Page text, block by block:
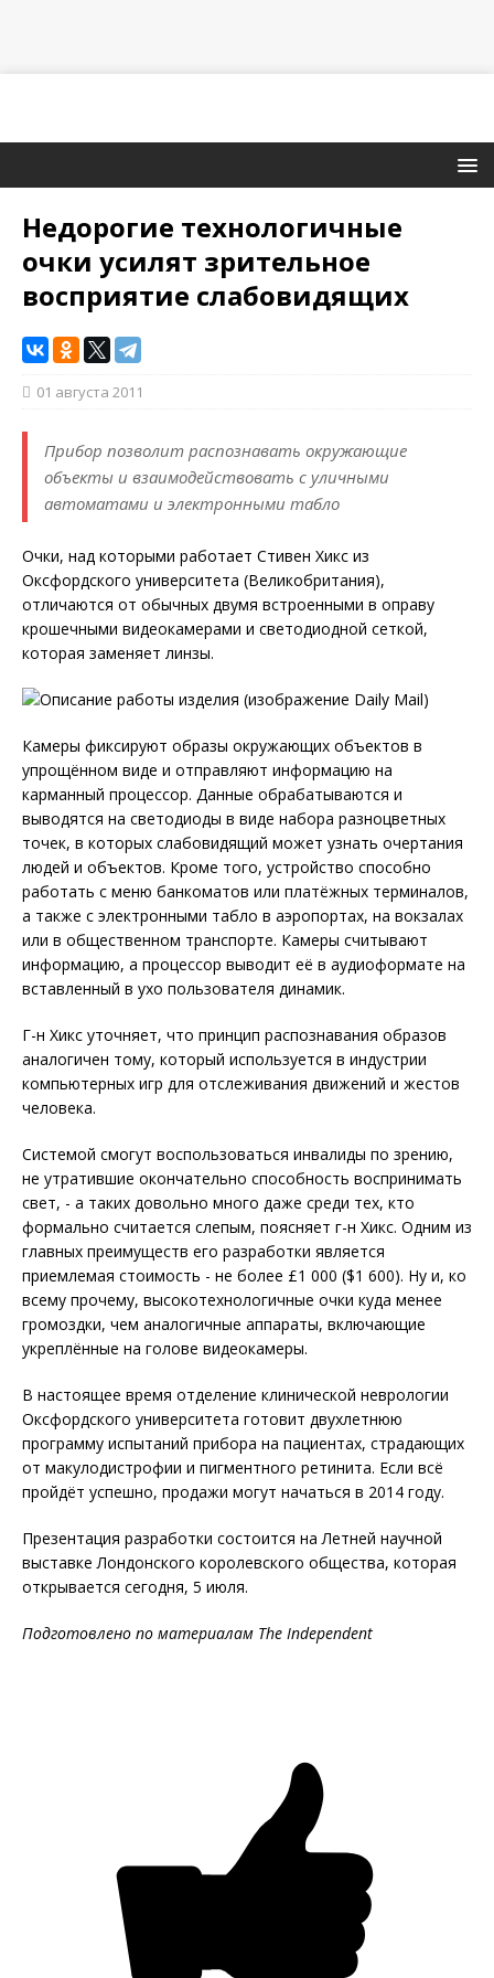
Недорогие технологичные
очки усилят зрительное
восприятие слабовидящих
01 августа 2011
Прибор позволит распознавать окружающие
объекты и взаимодействовать с уличными
автоматами и электронными табло
Очки, над которыми работает Стивен Хикс из
Оксфордского университета (Великобритания),
отличаются от обычных двумя встроенными в оправу
крошечными видеокамерами и светодиодной сеткой,
которая заменяет линзы.
Камеры фиксируют образы окружающих объектов в
упрощённом виде и отправляют информацию на
карманный процессор. Данные обрабатываются и
выводятся на светодиоды в виде набора разноцветных
точек, в которых слабовидящий может узнать очертания
людей и объектов. Кроме того, устройство способно
работать с меню банкоматов или платёжных терминалов,
а также с электронными табло в аэропортах, на вокзалах
или в общественном транспорте. Камеры считывают
информацию, а процессор выводит её в аудиоформате на
вставленный в ухо пользователя динамик.
Г-н Хикс уточняет, что принцип распознавания образов
аналогичен тому, который используется в индустрии
компьютерных игр для отслеживания движений и жестов
человека.
Системой смогут воспользоваться инвалиды по зрению,
не утратившие окончательно способность воспринимать
свет, - а таких довольно много даже среди тех, кто
формально считается слепым, поясняет г-н Хикс. Одним из
главных преимуществ его разработки является
приемлемая стоимость - не более £1 000 ($1 600). Ну и, ко
всему прочему, высокотехнологичные очки куда менее
громоздки, чем аналогичные аппараты, включающие
укреплённые на голове видеокамеры.
В настоящее время отделение клинической неврологии
Оксфордского университета готовит двухлетнюю
программу испытаний прибора на пациентах, страдающих
от макулодистрофии и пигментного ретинита. Если всё
пройдёт успешно, продажи могут начаться в 2014 году.
Презентация разработки состоится на Летней научной
выставке Лондонского королевского общества, которая
открывается сегодня, 5 июля.
Подготовлено по материалам The Independent